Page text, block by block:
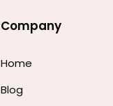
Company
Home
Blog